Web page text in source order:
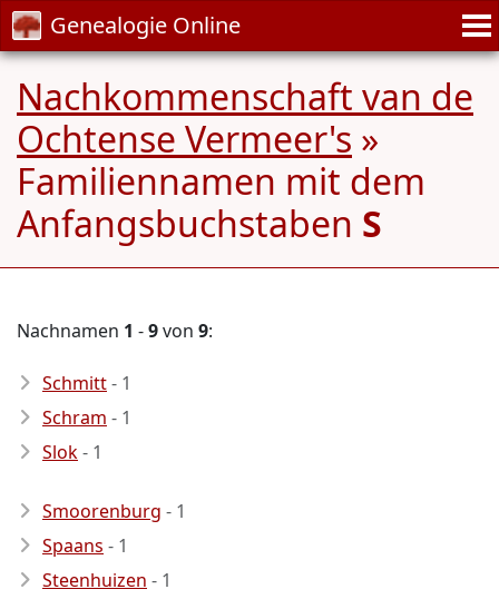
Genealogie Online
Nachkommenschaft van de
Ochtense Vermeer's »
Familiennamen mit dem
Anfangsbuchstaben S
Nachnamen 1 -9von 9:
Schmitt- 1
Schram - 1
Slok- 1
Smoorenburg - 1
Spaans - 1
Steenhuizen - 1